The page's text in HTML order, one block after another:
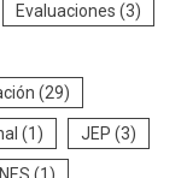
Evaluaciones (3)
(29)
(1) JEP (3)